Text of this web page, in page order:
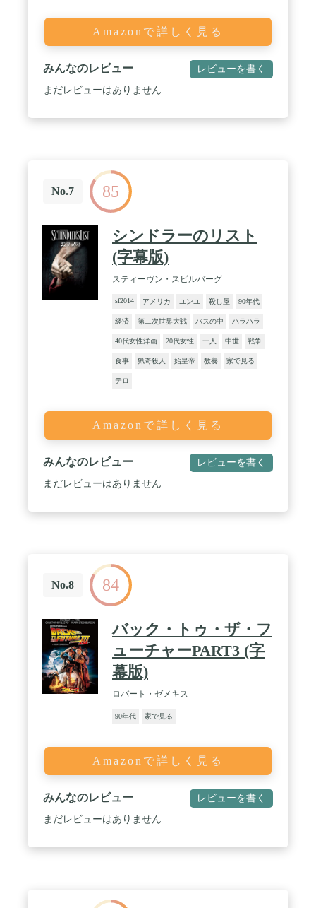
Amazonで詳しく見る
みんなのレビュー レビューを書く
まだレビューはありません
No.7 85
シンドラーのリスト
(字幕版)
スティーヴン・スピルバーグ
sf2014 アメリカ ユンユ 殺し屋 90年代
経済 第二次世界大戦 バスの中 ハラハラ
40代女性洋画 20代女性 一人 中世 戦争
食事 猟奇殺人 始皇帝 教養 家で見る
テロ
Amazonで詳しく見る
みんなのレビュー レビューを書く
まだレビューはありません
No.8 84
バック・トゥ・ザ・フ
ューチャーPART3 (字
幕版)
ロバート・ゼメキス
90年代 家で見る
Amazonで詳しく見る
みんなのレビュー レビューを書く
まだレビューはありません